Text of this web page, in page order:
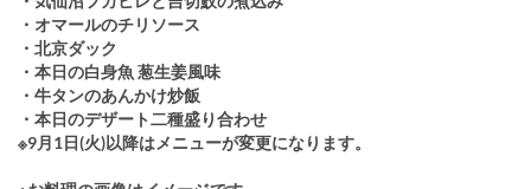
・オマールのチリソース
・北京ダック
・本日の白身魚 葱生姜風味
・牛タンのあんかけ炒飯
・本日のデザート二種盛り合わせ
※9月1日(火)以降はメニューが変更になります。